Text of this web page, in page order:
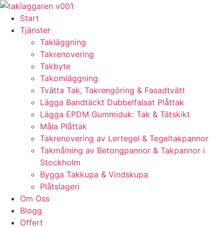
Skip
content
Start
Tjänster
Takläggning
Takrenovering
Takbyte
Takomläggning
Tvätta Tak, Takrengöring & Fasadtvätt
Lägga Bandtäckt Dubbelfalsat Plåttak
Lägga EPDM Gummiduk: Tak & Tätskikt
Måla Plåttak
Takrenovering av Lertegel & Tegeltakpannor
Takmålning av Betongpannor & Takpannor i
Stockholm
Bygga Takkupa & Vindskupa
Plåtslageri
Om Oss
Blogg
Offert